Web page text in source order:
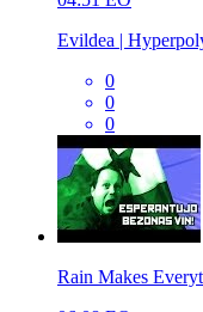
Evildea |
0
0
0
Rain Makes